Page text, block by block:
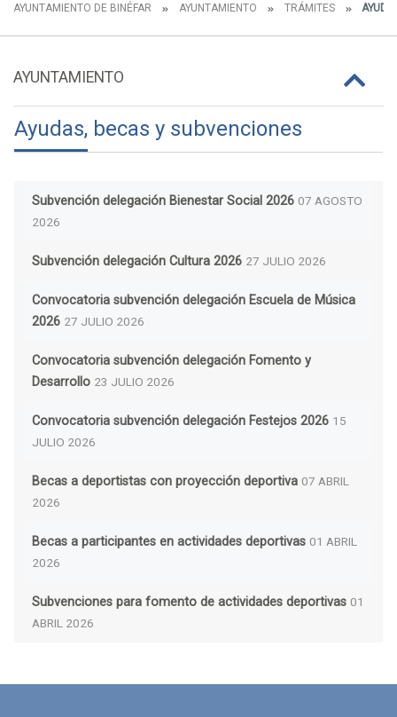
AYUNTAMIENTO DE BINÉFAR AYUNTAMIENTO TRÁMITES
AYUNTAMIENTO
Ayudas, becas y subvenciones
Subvención delegación Bienestar Social 2026 07 AGOSTO
2026
Subvención delegación Cultura 2026 27 JULIO 2026
Convocatoria subvención delegación Escuela de Música
2026 27 JULIO 2026
Convocatoria subvención delegación Fomento y
Desarrollo 23 JULIO 2026
Convocatoria subvención delegación Festejos 2026 15
JULIO 2026
Becas a deportistas con proyección deportiva 07 ABRIL
2026
Becas a participantes en actividades deportivas 01 ABRIL
2026
Subvenciones para fomento de actividades deportivas 01
ABRIL 2026